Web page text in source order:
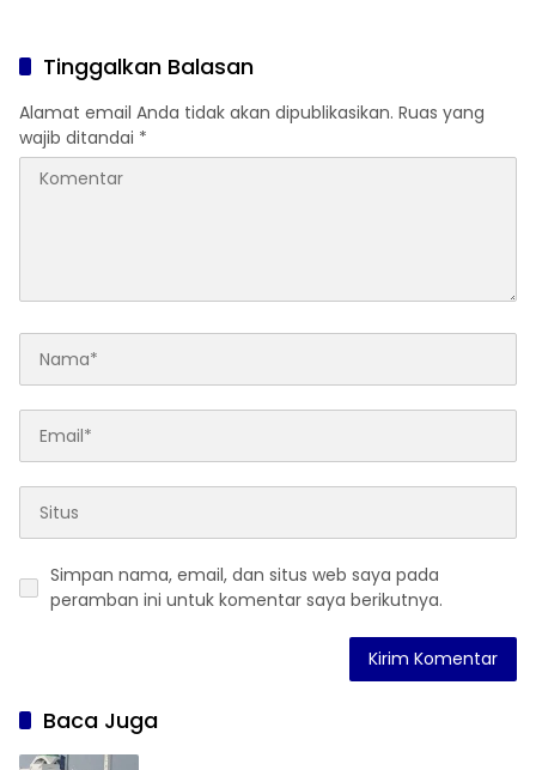
Tinggalkan Balasan
Alamat email Anda tidak akan dipublikasikan. Ruas yang
wajib ditandai *
Simpan nama, email, dan situs web saya pada
peramban ini untuk komentar saya berikutnya.
Baca Juga